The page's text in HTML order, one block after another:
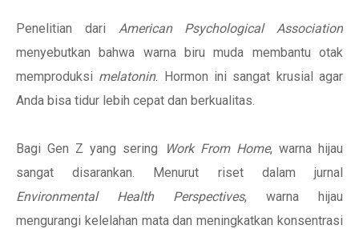
Penelitian dari American Psychological Association
menyebutkan bahwa warna biru muda membantu otak
memproduksi melatonin. Hormon ini sangat krusial agar
Anda bisa tidur lebih cepat dan berkualitas.
Bagi Gen Z yang sering Work From Home, warna hijau
sangat disarankan. Menurut riset dalam jurnal
Environmental Health Perspectives, warna hijau
mengurangi kelelahan mata dan meningkatkan konsentrasi